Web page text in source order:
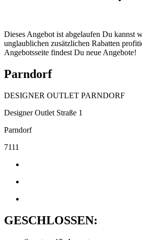
Dieses Angebot ist abgelaufen Du kannst
unglaublichen zusätzlichen Rabatten
Angebotsseite findest Du neue Angebote!
Parndorf
DESIGNER OUTLET PARNDORF
Designer Outlet Straße 1
Parndorf
7111
GESCHLOSSEN: